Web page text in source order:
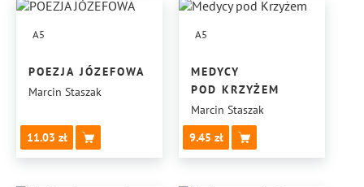
A5
POEZJA JÓZEFOWA
Marcin Staszak
11.03
A5
MEDYCY
POD KRZYŻEM
Marcin Staszak
9.45